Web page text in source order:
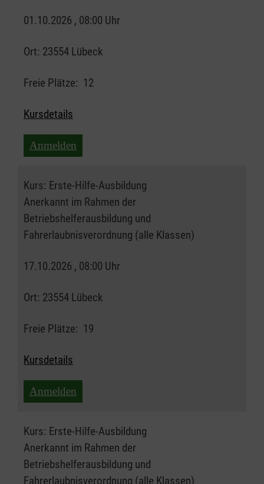
01.10.2026 , 08:00 Uhr
Ort: 23554 Lübeck
Freie Plätze: 12
Kursdetails
Anmelden
Kurs: Erste-Hilfe-Ausbildung
Anerkannt im Rahmen der
Betriebshelferausbildung und
Fahrerlaubnisverordnung (alle Klassen)
17.10.2026 , 08:00 Uhr
Ort: 23554 Lübeck
Freie Plätze: 19
Kursdetails
Anmelden
Kurs: Erste-Hilfe-Ausbildung
Anerkannt im Rahmen der
Betriebshelferausbildung und
Fahrerlaubnisverordnung (alle Klassen)